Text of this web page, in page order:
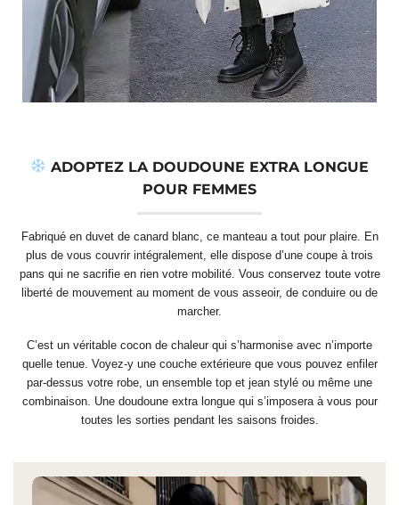
ADOPTEZ LA DOUDOUNE EXTRA LONGUE
POUR FEMMES
Fabriqué en duvet de canard blanc, ce manteau a tout pour plaire. En
plus de vous couvrir intégralement, elle dispose d’une coupe à trois
pans qui ne sacrifie en rien votre mobilité. Vous conservez toute votre
liberté de mouvement au moment de vous asseoir, de conduire ou de
marcher.
C’est un véritable cocon de chaleur qui s’harmonise avec n’importe
quelle tenue. Voyez-y une couche extérieure que vous pouvez enfiler
par-dessus votre robe, un ensemble top et jean stylé ou même une
combinaison. Une doudoune extra longue qui s’imposera à vous pour
toutes les sorties pendant les saisons froides.